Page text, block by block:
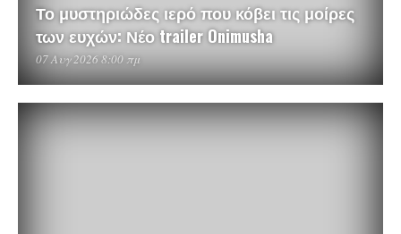
Το μυστηριώδες ιερό που κόβει τις μοίρες
των ευχών: Νέο trailer Onimusha
07 Αυγ 2026 8:00 πμ